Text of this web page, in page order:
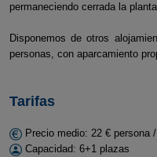
permaneciendo cerrada la
Disponemos de otros
personas, con aparcamiento
Tarifas
Precio medio: 22 € persona
Capacidad: 6+1 plazas